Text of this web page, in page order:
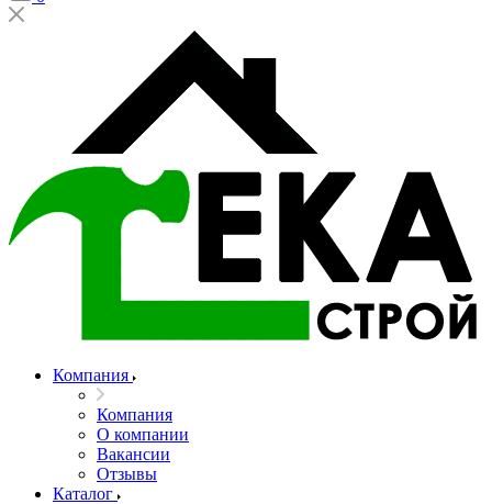
Компания
Компания
О компании
Вакансии
Отзывы
Каталог